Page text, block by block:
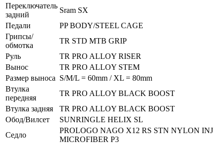
Переключатель
задний
Sram SX
Педали
PP BODY/STEEL CAGE
Грипсы/
обмотка
TR STD MTB GRIP
Руль
TR PRO ALLOY RISER
Вынос
TR PRO ALLOY STEM
Размер выноса S/M/L = 60mm / XL = 80mm
Втулка
передняя
TR PRO ALLOY BLACK BOOST
Втулка задняя
TR PRO ALLOY BLACK BOOST
Обод/Вилсет
SUNRINGLE HELIX SL
Седло
PROLOGO NAGO X12 RS STN NYLON INJ
MICROFIBER P3